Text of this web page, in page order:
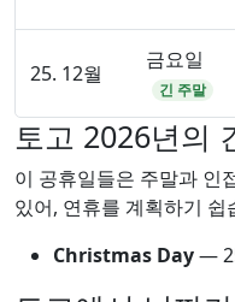
25. 12월
금요일
긴 주말
토고 2026년의
이 공휴일들은 주말과 인
있어, 연휴를 계획하기 쉽
Christmas Day—